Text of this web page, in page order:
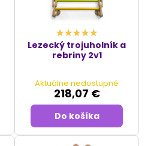
Lezecký trojuholník a
rebriny 2v1
Aktuálne nedostupné
218,07 €
Do košíka